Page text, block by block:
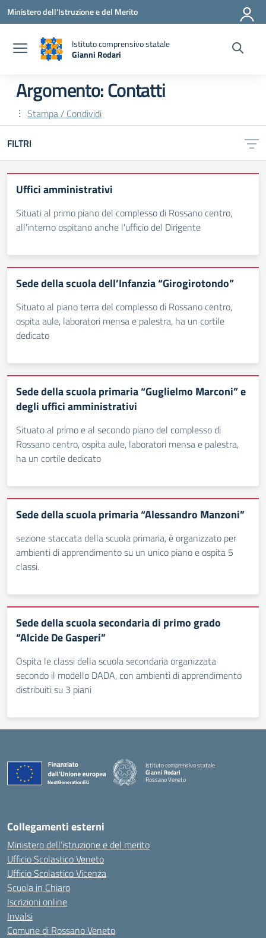
Vai ai contenuti
Vai al menu di navigazione
Vai al footer
Ministero dell'Istruzione e del Merito
Istituto comprensivo statale
Gianni Rodari
Argomento: Contatti
Stampa / Condividi
FILTRI
Uffici amministrativi
Situati al primo piano del complesso di Rossano centro,
all'interno ospitano anche l'ufficio del Dirigente
Sede della scuola dell’Infanzia “Girogirotondo”
Situato al piano terra del complesso di Rossano centro,
ospita aule, laboratori mensa e palestra, ha un cortile
dedicato
Sede della scuola primaria “Guglielmo Marconi” e
degli uffici amministrativi
Situato al primo e al secondo piano del complesso di
Rossano centro, ospita aule, laboratori mensa e palestra,
ha un cortile dedicato
Sede della scuola primaria “Alessandro Manzoni”
sezione staccata della scuola primaria, è organizzato per
ambienti di apprendimento su un unico piano e ospita 5
classi.
Sede della scuola secondaria di primo grado
“Alcide De Gasperi”
Ospita le classi della scuola secondaria organizzata
secondo il modello DADA, con ambienti di apprendimento
distribuiti su 3 piani
Istituto comprensivo statale
Gianni Rodari
Rossano Veneto
Collegamenti esterni
Ministero dell’istruzione e del merito
Ufficio Scolastico Veneto
Ufficio Scolastico Vicenza
Scuola in Chiaro
Iscrizioni online
Invalsi
Comune di Rossano Veneto